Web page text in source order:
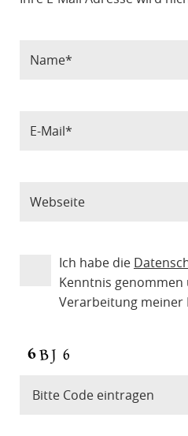
Ich habe die
Kenntnis
Verarbeitung meiner